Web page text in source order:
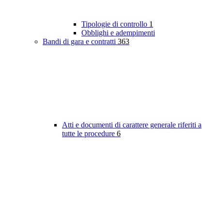
Tipologie di controllo 1
Obblighi e adempimenti
Bandi di gara e contratti 363
Atti e documenti di carattere generale riferiti a
tutte le procedure 6